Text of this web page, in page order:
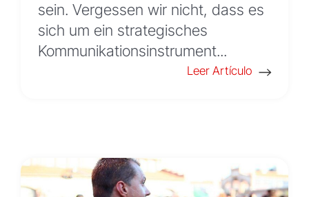
sein. Vergessen wir nicht, dass es
sich um ein strategisches
Kommunikationsinstrument...
Leer Artículo